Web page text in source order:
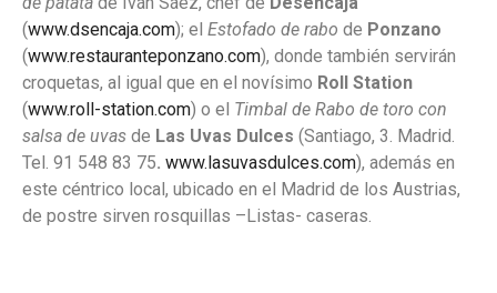
(www.dsencaja.com); el Estofado de rabo de Ponzano
(www.restauranteponzano.com), donde también servirán
croquetas, al igual que en el novísimo Roll Station
(www.roll-station.com) o el Timbal de Rabo de toro con
salsa de uvas de Las Uvas Dulces (Santiago, 3. Madrid.
Tel. 91 548 83 75. www.lasuvasdulces.com), además en
este céntrico local, ubicado en el Madrid de los Austrias,
de postre sirven rosquillas –Listas- caseras.